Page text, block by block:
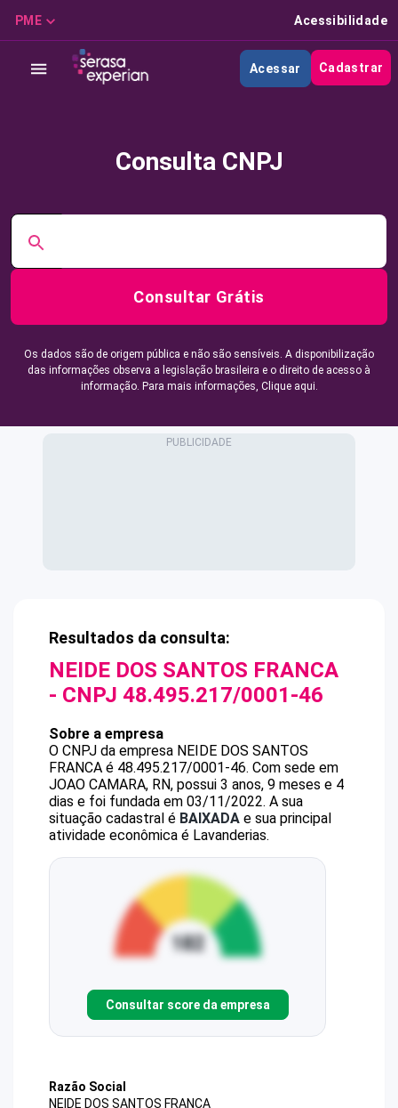
PME Acessibilidade
Acessar Cadastrar
Consulta CNPJ
Consultar Grátis
Os dados são de origem pública e não são sensíveis. A disponibilização
das informações observa a legislação brasileira e o direito de acesso à
informação. Para mais informações, Clique aqui.
Resultados da consulta:
NEIDE DOS SANTOS FRANCA
- CNPJ 48.495.217/0001-46
Sobre a empresa
O CNPJ da empresa NEIDE DOS SANTOS
FRANCA é 48.495.217/0001-46. Com sede em
JOAO CAMARA, RN, possui 3 anos, 9 meses e 4
dias e foi fundada em 03/11/2022. A sua
situação cadastral é BAIXADA e sua principal
atividade econômica é Lavanderias.
Consultar score da empresa
Razão Social
NEIDE DOS SANTOS FRANCA